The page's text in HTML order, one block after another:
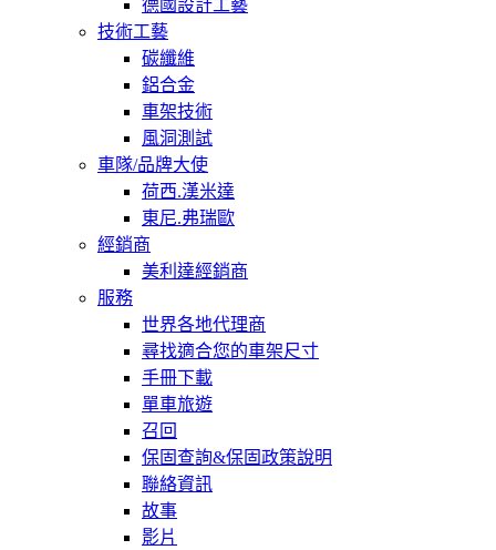
德國設計工藝
技術工藝
碳纖維
鋁合金
車架技術
風洞測試
車隊/品牌大使
荷西.漢米達
東尼.弗瑞歐
經銷商
美利達經銷商
服務
世界各地代理商
尋找適合您的車架尺寸
手冊下載
單車旅遊
召回
保固查詢&保固政策說明
聯絡資訊
故事
影片